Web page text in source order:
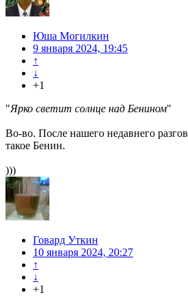
Юша Могилкин
9 января 2024, 19:45
↑
↓
+1
"Ярко светит солнце над Бенином"
Во-во. После нашего недавнего
такое Бенин.
)))
Говард Уткин
10 января 2024, 20:27
↑
↓
+1